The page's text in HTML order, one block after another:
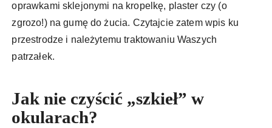
oprawkami sklejonymi na kropelkę, plaster czy (o
zgrozo!) na gumę do żucia. Czytajcie zatem wpis ku
przestrodze i należytemu traktowaniu Waszych
patrzałek.
Jak nie czyścić „szkieł” w
okularach?